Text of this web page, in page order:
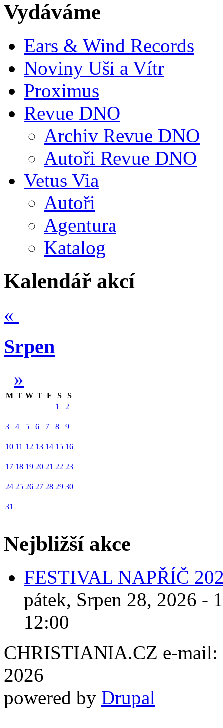
Vydáváme
Ears & Wind Records
Noviny Uši a Vítr
Proximus
Revue DNO
Archiv Revue DNO
Autoři Revue DNO
Vetus Via
Autoři
Agentura
Katalog
Kalendář akcí
«
Srpen
»
M T W T F S
S
1
2
3 4 5 6 7 8 9
10 11 12 13 14 15 16
17 18 19 20 21 22 23
24 25 26 27 28 29 30
31
Nejbližší akce
FESTIVAL NAPŘÍČ
pátek, Srpen 28, 2026 -
12:00
CHRISTIANIA.CZ e-mail:
2026
powered by Drupal